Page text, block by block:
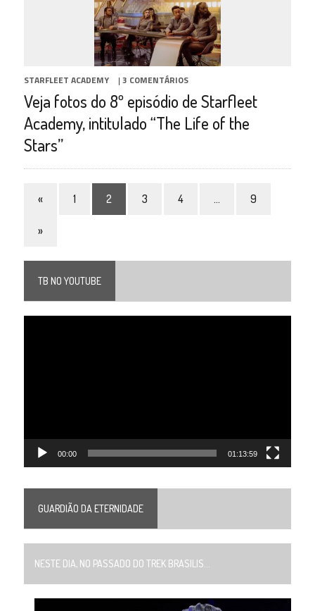
STARFLEET ACADEMY | 3 COMENTÁRIOS
Veja fotos do 8º episódio de Starfleet
Academy, intitulado “The Life of the
Stars”
« 1 2 3 4 … 9
»
TB NO YOUTUBE
00:00 01:13:59
GUARDIÃO DA ETERNIDADE
NESTE DIA, NO PASSADO DO TREK BRASILIS...